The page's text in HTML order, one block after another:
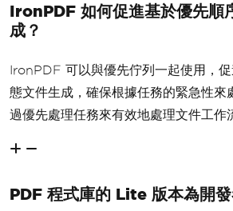
IronPDF 如何促進基於優先順
成？
IronPDF 可以與優先佇列一起使用，
態文件生成，確保根據任務的緊急性來
過優先處理任務來有效地處理文件工作
PDF 程式庫的 Lite 版本為開發